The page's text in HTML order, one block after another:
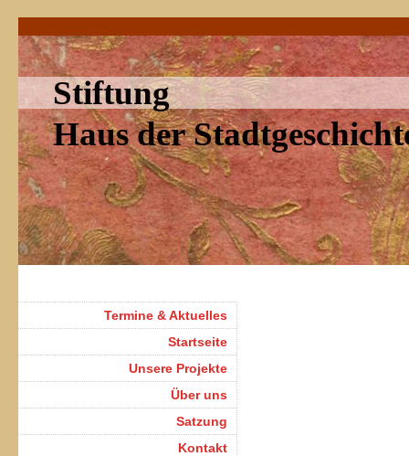
Stiftung
Haus der
Termine & Aktuelles
Startseite
Unsere Projekte
Über uns
Satzung
Kontakt